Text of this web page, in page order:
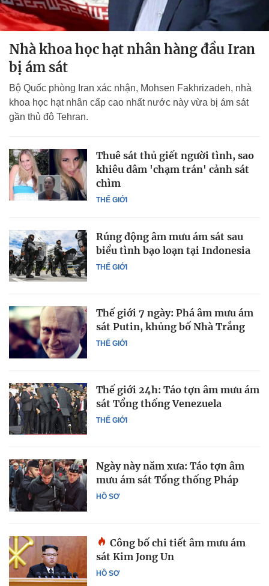
Nhà khoa học hạt nhân hàng đầu Iran
bị ám sát
Bộ Quốc phòng Iran xác nhận, Mohsen Fakhrizadeh, nhà
khoa học hạt nhân cấp cao nhất nước này vừa bị ám sát
gần thủ đô Tehran.
THẾ GIỚI
Thuê sát thủ giết người tình, sao
khiêu dâm 'chạm trán' cảnh sát
chìm
THẾ GIỚI
Rúng động âm mưu ám sát sau
biểu tình bạo loạn tại Indonesia
THẾ GIỚI
Thế giới 7 ngày: Phá âm mưu ám
sát Putin, khủng bố Nhà Trắng
THẾ GIỚI
Thế giới 24h: Táo tợn âm mưu ám
sát Tổng thống Venezuela
HỒ SƠ
Ngày này năm xưa: Táo tợn âm
mưu ám sát Tổng thống Pháp
HỒ SƠ
Công bố chi tiết âm mưu ám
sát Kim Jong Un